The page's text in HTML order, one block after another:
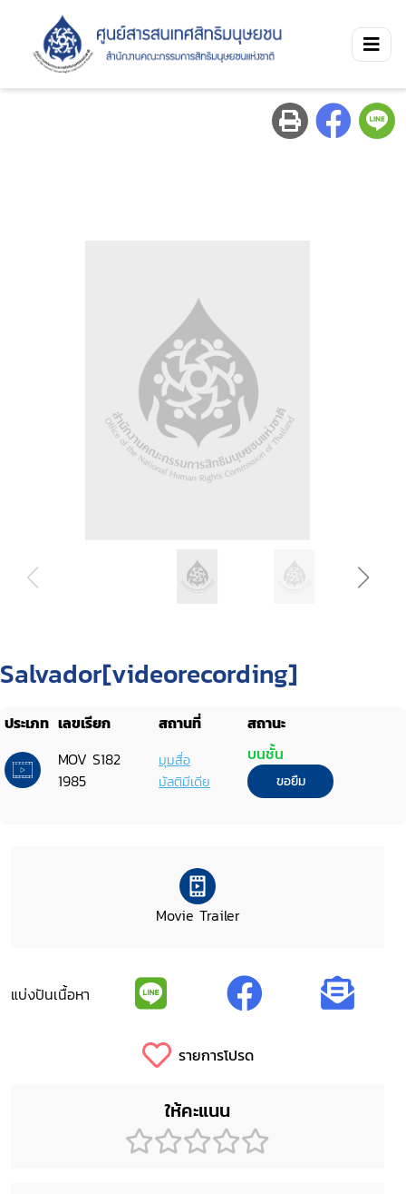
Salvador[videorecording]
ประเภท เลขเรียก สถานที่
สถานะ
MOV S182
1985
มุมสื่อ
มัลติมีเดีย
บนชั้น
ขอยืม
Movie Trailer
แบ่งปันเนื้อหา
รายการโปรด
ให้คะแนน